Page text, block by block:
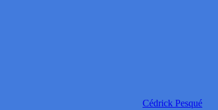
Cédrick Pesqué